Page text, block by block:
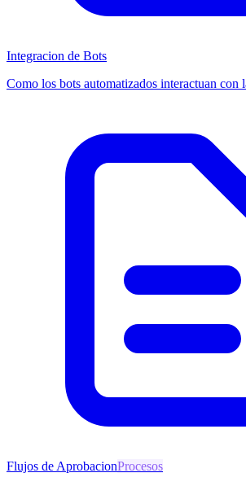
Integracion de Bots
Como los bots automatizados interactuan con
Flujos de AprobacionProcesos